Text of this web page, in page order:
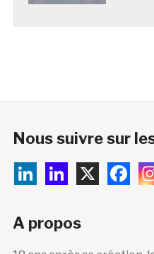
Nous suivre sur
A propos